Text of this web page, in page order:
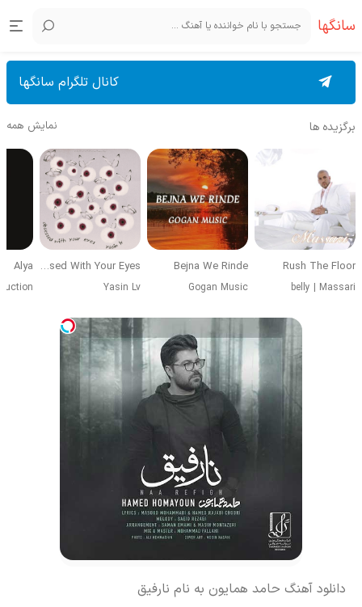
سانگها
کانال تلگرام سانگها
برگزیده ها نمایش همه
Rush The Floor
belly | Massari
Bejna We Rinde
Gogan Music
Obsessed With Your Eyes
Yasin Lv
Alya
دانلود آهنگ حامد همایون به نام نارفیق